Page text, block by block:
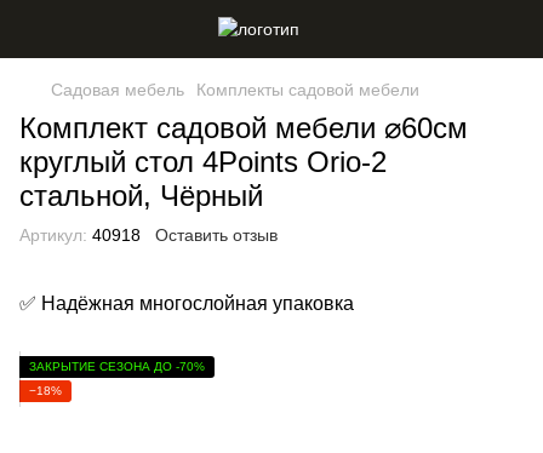
Садовая мебель Комплекты садовой мебели
Комплект садовой мебели ⌀60см
круглый стол 4Points Orio-2
стальной, Чёрный
Артикул: 40918 Оставить отзыв
✅ Надёжная многослойная упаковка
ЗАКРЫТИЕ СЕЗОНА ДО -70%
−18%